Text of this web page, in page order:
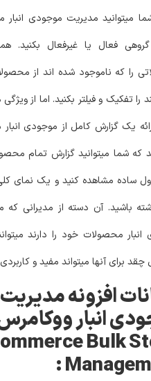
میتوانید مدیریت موجودی انبار
فعال یا غیرفعال بکنید.
را که ناموجود شده اند از
را تفکیک و فیلتر بکنید. اما از
یک گزارش کامل از موجودی
که شما میتوانید گزارش تمام
ساده مشاهده کنید و یک نمای کلی
باشید. آن دسته از مدیرانی
محصولات خود را دارند
برای آنها میتواند مفید و
افزونه
انبار
Bulk